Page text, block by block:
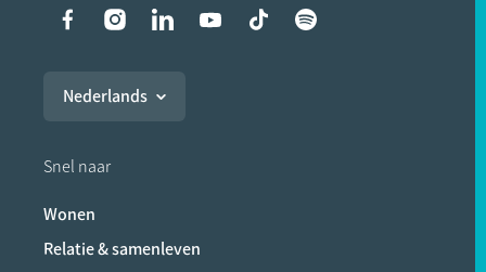
Liens vers les réseaux
Nederlands
Snel naar
Wonen
Relatie & samenleven